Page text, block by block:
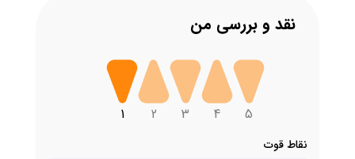
نقد و بررسی من
1 2 3 4 5
نقاط قوت